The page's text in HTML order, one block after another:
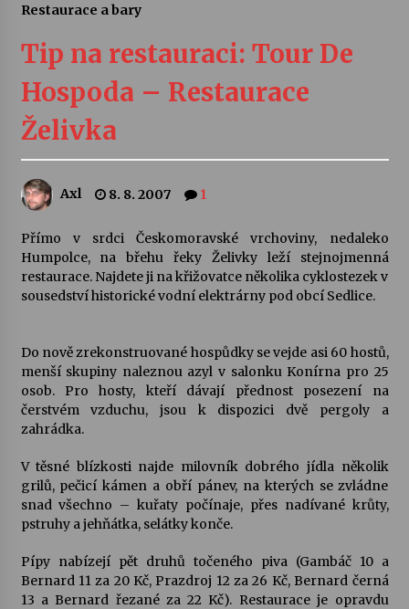
Sukuba Ensemble
kapkou
Veselí muzikanti
Pozvánka na integrační festival Quijotova
šedesátka: 28. 7.–1. 8. 2026
28. 7. 2026
28. 7. 2026
Votavžatský ploty
Letní koncerty ve Stromovce: Rufus Miller
22. 7. 2026
Vysočinka
17. 7. 2026
Restaurace a bary
Tip na restauraci: Tour De
Hospoda – Restaurace
Želivka
Axl 8. 8. 2007 1
Přímo v srdci Českomoravské vrchoviny, nedaleko
Humpolce, na břehu řeky Želivky leží stejnojmenná
restaurace. Najdete ji na křižovatce několika cyklostezek v
sousedství historické vodní elektrárny pod obcí Sedlice.
Do nově zrekonstruované hospůdky se vejde asi 60 hostů,
menší skupiny naleznou azyl v salonku Konírna pro 25
osob. Pro hosty, kteří dávají přednost posezení na
čerstvém vzduchu, jsou k dispozici dvě pergoly a
zahrádka.
V těsné blízkosti najde milovník dobrého jídla několik
grilů, pečicí kámen a obří pánev, na kterých se zvládne
snad všechno – kuřaty počínaje, přes nadívané krůty,
pstruhy a jehňátka, selátky konče.
Pípy nabízejí pět druhů točeného piva (Gambáč 10 a
Bernard 11 za 20 Kč, Prazdroj 12 za 26 Kč, Bernard černá
13 a Bernard řezané za 22 Kč). Restaurace je opravdu